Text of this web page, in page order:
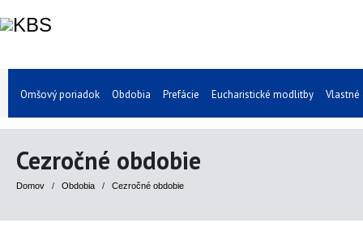
Omšový poriadok Obdobia Prefácie Eucharistické modlitby Vlastné
Cezročné obdobie
Domov / Obdobia / Cezročné obdobie